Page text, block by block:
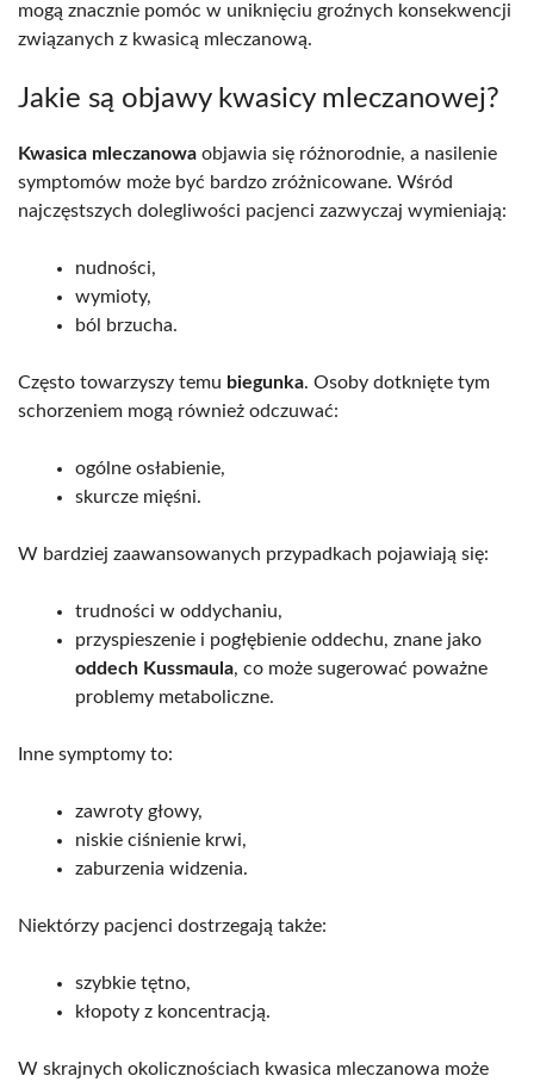
mogą znacznie pomóc w uniknięciu groźnych konsekwencji
związanych z kwasicą mleczanową.
Jakie są objawy kwasicy mleczanowej?
Kwasica mleczanowa objawia się różnorodnie, a nasilenie
symptomów może być bardzo zróżnicowane. Wśród
najczęstszych dolegliwości pacjenci zazwyczaj wymieniają:
nudności,
wymioty,
ból brzucha.
Często towarzyszy temu biegunka. Osoby dotknięte tym
schorzeniem mogą również odczuwać:
ogólne osłabienie,
skurcze mięśni.
W bardziej zaawansowanych przypadkach pojawiają się:
trudności w oddychaniu,
przyspieszenie i pogłębienie oddechu, znane jako
oddech Kussmaula, co może sugerować poważne
problemy metaboliczne.
Inne symptomy to:
zawroty głowy,
niskie ciśnienie krwi,
zaburzenia widzenia.
Niektórzy pacjenci dostrzegają także:
szybkie tętno,
kłopoty z koncentracją.
W skrajnych okolicznościach kwasica mleczanowa może